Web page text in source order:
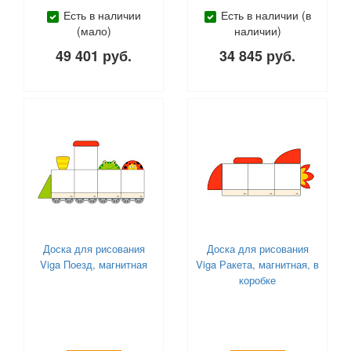
Есть в наличии
(мало)
49 401 руб.
Есть в наличии (в
наличии)
34 845 руб.
Доска для рисования
Viga Поезд, магнитная
Доска для рисования
Viga Ракета, магнитная, в
коробке